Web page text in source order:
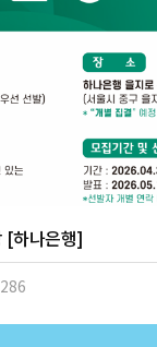
[하나은행]
286